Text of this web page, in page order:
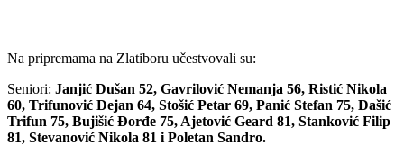
Na pripremama na Zlatiboru učestvovali su:
Seniori: Janjić Dušan 52, Gavrilović Nemanja 56, Ristić Nikola
60, Trifunović Dejan 64, Stošić Petar 69, Panić Stefan 75, Dašić
Trifun 75, Bujišić Đorđe 75, Ajetović Geard 81, Stanković Filip
81, Stevanović Nikola 81 i Poletan Sandro.